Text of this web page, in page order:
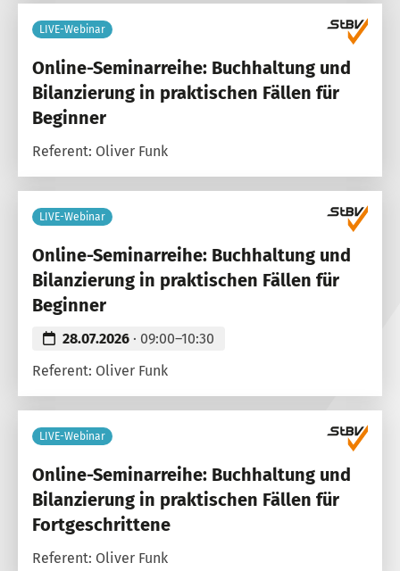
LIVE-Webinar
Online-Seminarreihe: Buchhaltung und
Bilanzierung in praktischen Fällen für
Beginner
Referent: Oliver Funk
LIVE-Webinar
Online-Seminarreihe: Buchhaltung und
Bilanzierung in praktischen Fällen für
Beginner
28.07.2026 · 09:00–10:30
Referent: Oliver Funk
LIVE-Webinar
Online-Seminarreihe: Buchhaltung und
Bilanzierung in praktischen Fällen für
Fortgeschrittene
Referent: Oliver Funk